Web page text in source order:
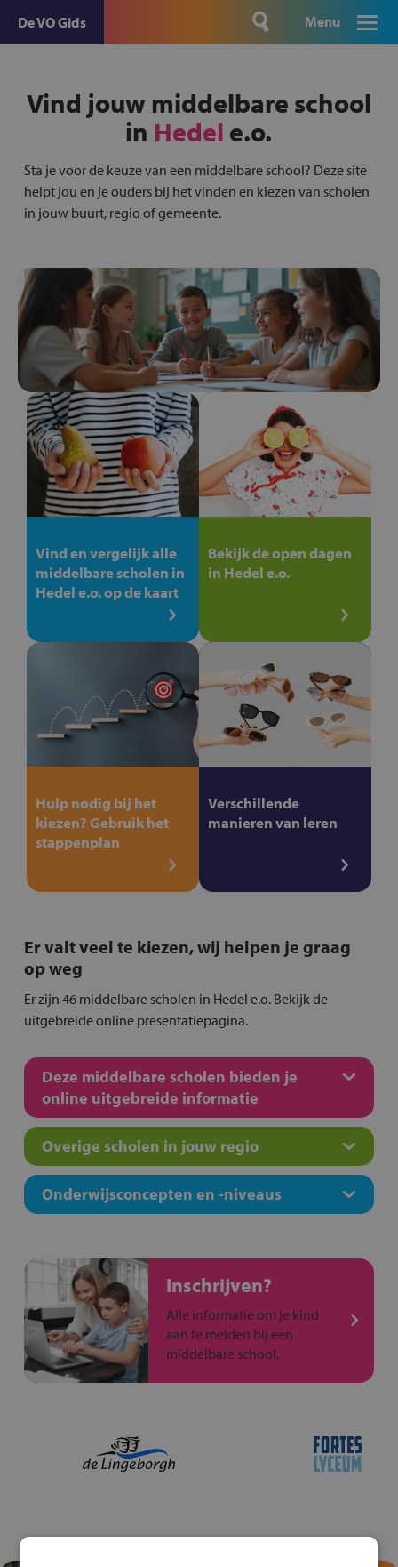
De VO Gids Menu
Vind jouw middelbare school
in Hedel e.o.
Sta je voor de keuze van een middelbare school? Deze site
helpt jou en je ouders bij het vinden en kiezen van scholen
in jouw buurt, regio of gemeente.
Vind en vergelijk alle
middelbare scholen in
Hedel e.o. op de kaart
Bekijk de open dagen
in Hedel e.o.
Hulp nodig bij het
kiezen? Gebruik het
stappenplan
Verschillende
manieren van leren
Er valt veel te kiezen, wij helpen je graag
op weg
Er zijn 46 middelbare scholen in Hedel e.o. Bekijk de
uitgebreide online presentatiepagina.
Deze middelbare scholen bieden je
online uitgebreide informatie
Overige scholen in jouw regio
Onderwijsconcepten en -niveaus
Inschrijven?
Alle informatie om je kind
aan te melden bij een
middelbare school.